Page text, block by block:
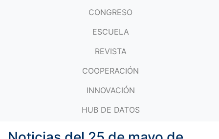
CONGRESO
ESCUELA
REVISTA
COOPERACIÓN
INNOVACIÓN
HUB DE DATOS